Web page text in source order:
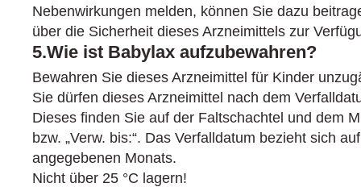
Nebenwirkungen melden, können Sie dazu
über die Sicherheit dieses Arzneimittels zur
5.Wie ist Babylax aufzubewahren?
Bewahren Sie dieses Arzneimittel für Kinder
Sie dürfen dieses Arzneimittel nach dem
Dieses finden Sie auf der Faltschachtel und dem
bzw. „Verw. bis:“. Das Verfalldatum bezieht sich
angegebenen Monats.
Nicht über 25 °C lagern!